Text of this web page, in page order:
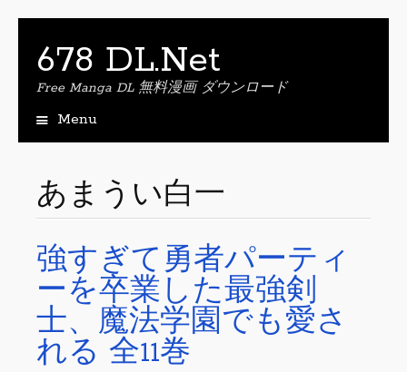
678 DL.Net
Free Manga DL 無料漫画 ダウンロード
Menu
p
c
o
n
t
e
n
あまうい白一
強すぎて勇者パーティ
ーを卒業した最強剣
士、魔法学園でも愛さ
れる 全11巻